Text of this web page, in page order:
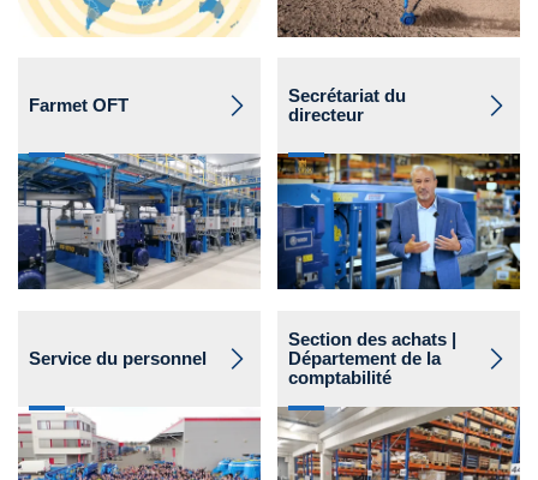
Farmet OFT
Secrétariat du
directeur
Service du personnel
Section des achats |
Département de la
comptabilité